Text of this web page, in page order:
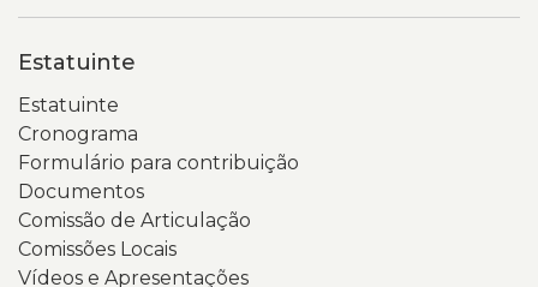
o
celular
e
as
mãos
que
o
seguram.
No
da
página,
o
texto
de
boas-
vindas
apresenta
Estatuinte
Estatuinte
Cronograma
Formulário para contribuição
Documentos
Comissão de Articulação
Comissões Locais
Vídeos e Apresentações